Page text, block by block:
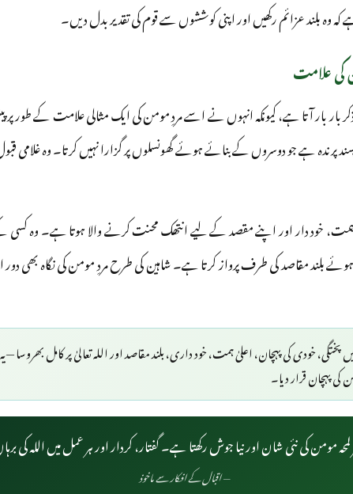
وہ بلند عزائم رکھیں اور اپنی کوششوں سے قوم کی تقدیر بدل دیں۔
کی علامت
بار بار آتا ہے، کیونکہ انہوں نے اسے مردِ مومن کی ایک مثالی علامت کے طور
پسند پرندہ ہے جو دوسروں کے بنائے ہوئے گھونسلوں پر گزارا نہیں کرتا۔ وہ غلامی
خود دار اور اپنے مقصد کے لیے انتھک محنت کرنے والا ہوتا ہے۔ وہ کسی
ہوئے بلند مقاصد کی طرف پرواز کرتا ہے۔ شاہین کی طرح مردِ مومن کی نگاہ بھی
پختگی، خودی کی پہچان، اعلیٰ ہمت، خود داری، بلند مقاصد اور اللہ تعالیٰ پر کامل بھروسا
پہچان قرار دیا۔
مومن کی نئی شان اور نیا جوش رکھتا ہے۔ گفتار، کردار اور ہر عمل میں اللہ کی
— اقبال کے افکار سے ماخوذ